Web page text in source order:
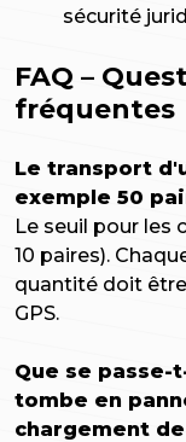
sécurité
FAQ –
fréquentes
Le transport
exemple 50
Le seuil pour les
10 paires).
quantité doit
GPS.
Que se passe-
tombe en
chargement